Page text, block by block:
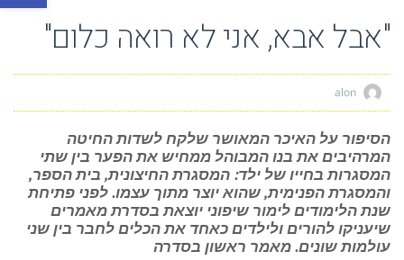
"אבל אבא, אני לא רואה כלום"
הסיפור על האיכר המאושר שלקח לשדות החיטה
המרהיבים את בנו המבוהל ממחיש את הפער בין שתי
המסגרות בחייו של ילד: המסגרת החיצונית, בית הספר,
והמסגרת הפנימית, שהוא יוצר מתוך עצמו. לפני פתיחת
שנת הלימודים לימור שיפוני יוצאת בסדרת מאמרים
שיעניקו להורים ולילדים כאחד את הכלים לחבר בין שני
עולמות שונים. מאמר ראשון בסדרה